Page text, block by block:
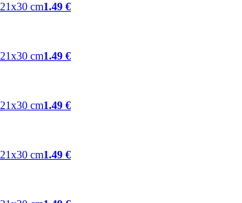
21x30 cm1.49 €
21x30 cm1.49 €
21x30 cm1.49 €
21x30 cm1.49 €